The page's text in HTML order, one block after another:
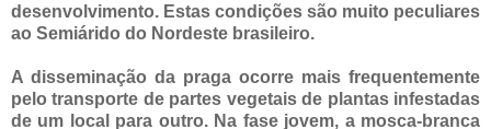
desenvolvimento. Estas condições são muito peculiares
ao Semiárido do Nordeste brasileiro.
A disseminação da praga ocorre mais frequentemente
pelo transporte de partes vegetais de plantas infestadas
de um local para outro. Na fase jovem, a mosca-branca